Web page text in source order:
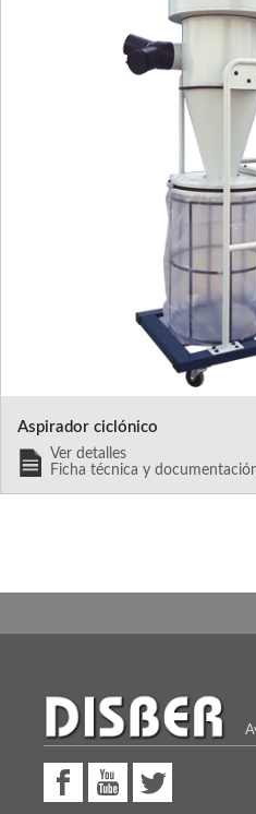
Aspirador ciclónico
Ver detalles
Ficha técnica y